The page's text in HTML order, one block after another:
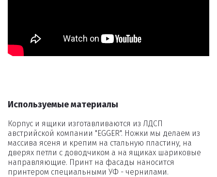
Используемые материалы
Корпус и ящики изготавливаются из ЛДСП
австрийской компании "EGGER". Ножки мы делаем из
массива ясеня и крепим на стальную пластину, на
дверях петли с доводчиком а на ящиках шариковые
направляющие. Принт на фасады наносится
принтером специальными УФ - чернилами.
товаров
Удалить